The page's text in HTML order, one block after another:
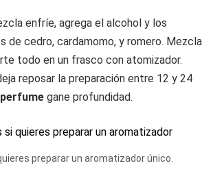
enfríe, agrega el alcohol y los
de cedro, cardamomo, y romero. Mezcla
todo en un frasco con atomizador.
reposar la preparación entre 12 y 24
perfume gane profundidad.
preparar un aromatizador único.